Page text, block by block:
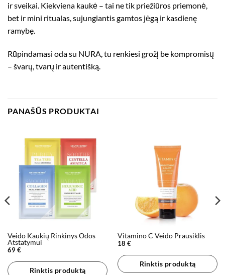
ir sveikai. Kiekviena kaukė – tai ne tik priežiūros priemonė,
bet ir mini ritualas, sujungiantis gamtos jėgą ir kasdienę
ramybę.
Rūpindamasi oda su NURA, tu renkiesi grožį be kompromisų
– švarų, tvarų ir autentišką.
PANAŠŪS PRODUKTAI
Veido Kaukių Rinkinys Odos
Atstatymui
69€
Rinktis produktą
Vitamino C Veido Prausiklis
18 €
Rinktis produktą